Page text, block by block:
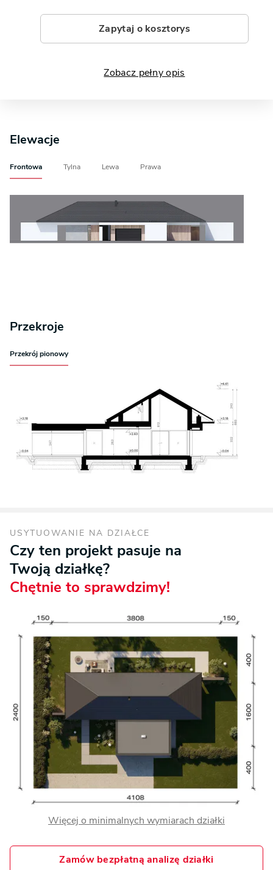
Zapytaj o kosztorys
Zobacz pełny opis
Elewacje
Frontowa Tylna Lewa Prawa
Przekroje
Przekrój pionowy
USYTUOWANIE NA DZIAŁCE
Czy ten projekt pasuje na
Twoją działkę?
Chętnie to sprawdzimy!
Więcej o minimalnych wymiarach działki
Zamów bezpłatną analizę działki